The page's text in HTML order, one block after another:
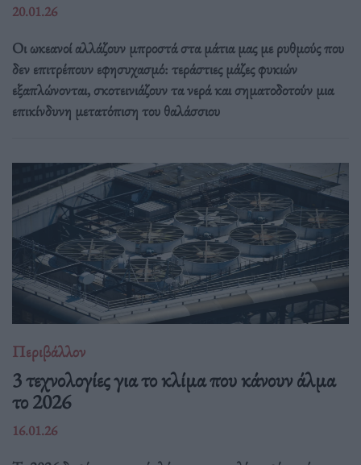
20.01.26
Οι ωκεανοί αλλάζουν μπροστά στα μάτια μας με ρυθμούς που
δεν επιτρέπουν εφησυχασμό: τεράστιες μάζες φυκιών
εξαπλώνονται, σκοτεινιάζουν τα νερά και σηματοδοτούν μια
επικίνδυνη μετατόπιση του θαλάσσιου
Περιβάλλον
3 τεχνολογίες για το κλίμα που κάνουν άλμα
το 2026
16.01.26